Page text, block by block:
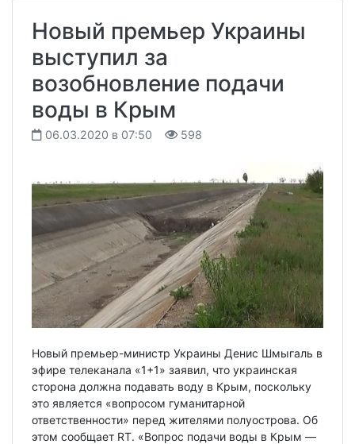
Новый премьер Украины
выступил за
возобновление подачи
воды в Крым
06.03.2020 в 07:50 598
Новый премьер-министр Украины Денис Шмыгаль в
эфире телеканала «1+1» заявил, что украинская
сторона должна подавать воду в Крым, поскольку
это является «вопросом гуманитарной
ответственности» перед жителями полуострова. Об
этом сообщает RT. «Вопрос подачи воды в Крым —